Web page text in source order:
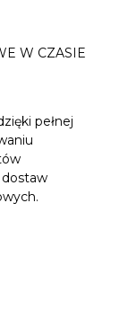
W CZASIE
pełnej
dostaw